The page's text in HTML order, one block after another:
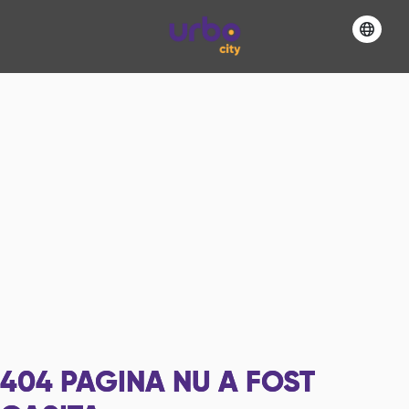
404 PAGINA NU A FOST